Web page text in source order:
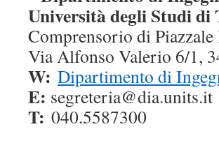
Università degli Studi di
Comprensorio di
Via Alfonso Valerio 6/1,
W: Dipartimento di
E: segreteria@dia.units.it
T: 040.5587300